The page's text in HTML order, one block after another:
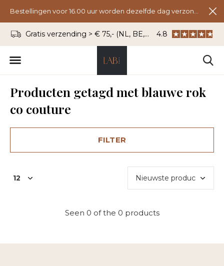
Gratis verzending > € 75,- (NL, BE, DU) WhatsApp: 06 -
4.8
Producten getagd met blauwe rok
co couture
FILTER
Seen 0 of the 0 products